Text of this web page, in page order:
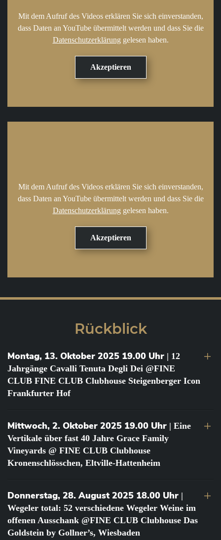
Mit dem Aufruf des Videos erklären Sie sich einverstanden,
dass Daten an YouTube übermittelt werden und dass Sie die
Datenschutzerklärung gelesen haben.
Mit dem Aufruf des Videos erklären Sie sich einverstanden,
dass Daten an YouTube übermittelt werden und dass Sie die
Datenschutzerklärung gelesen haben.
Rückblick
Montag, 13. Oktober 2025 19.00 Uhr | 12
Jahrgänge Cavalli Tenuta Degli Dei @FINE
CLUB FINE CLUB Clubhouse Steigenberger Icon
Frankfurter Hof
Mittwoch, 2. Oktober 2025 19.00 Uhr | Eine
Vertikale über fast 40 Jahre Grace Family
Vineyards @ FINE CLUB Clubhouse
Kronenschlösschen, Eltville-Hattenheim
Donnerstag, 28. August 2025 18.00 Uhr |
Wegeler total: 52 verschiedene Wegeler Weine im
offenen Ausschank @FINE CLUB Clubhouse Das
Goldstein by Gollner’s, Wiesbaden